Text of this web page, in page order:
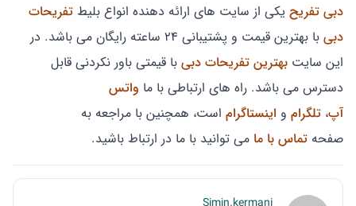
دبی تفریح یکی از سایت های ارائه دهنده انواع بلیط تفریحات
دبی
با بهترین قیمت و پشتیبانی ۲۴ ساعته رایگان می باشد. در
این سایت بهترین تفریحات دبی با قیمتی باور نکردنی قابل
دسترس می باشد. راه های ارتباطی با ما واتس
آپ، تلگرام و اینستاگرام است، همچنین با مراجعه به
صفحه تماس با ما می توانید با ما در ارتباط باشید.